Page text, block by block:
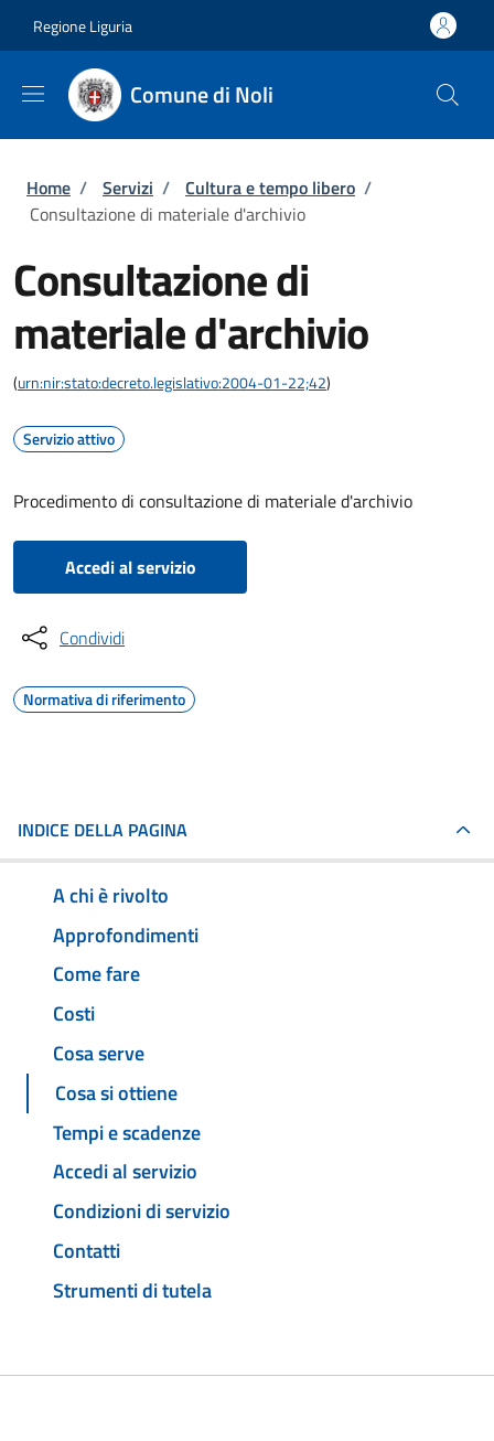
Regione Liguria
Comune di Noli
Briciole di pane
Home / Servizi / Cultura e tempo libero /
Consultazione di materiale d'archivio
Consultazione di
materiale d'archivio
(urn:nir:stato:decreto.legislativo:2004-01-22;42)
Servizio attivo
Procedimento di consultazione di materiale d'archivio
Accedi al servizio
Condividi
Normativa di riferimento
INDICE DELLA PAGINA
A chi è rivolto
Approfondimenti
Come fare
Costi
Cosa serve
Cosa si ottiene
Tempi e scadenze
Accedi al servizio
Condizioni di servizio
Contatti
Strumenti di tutela